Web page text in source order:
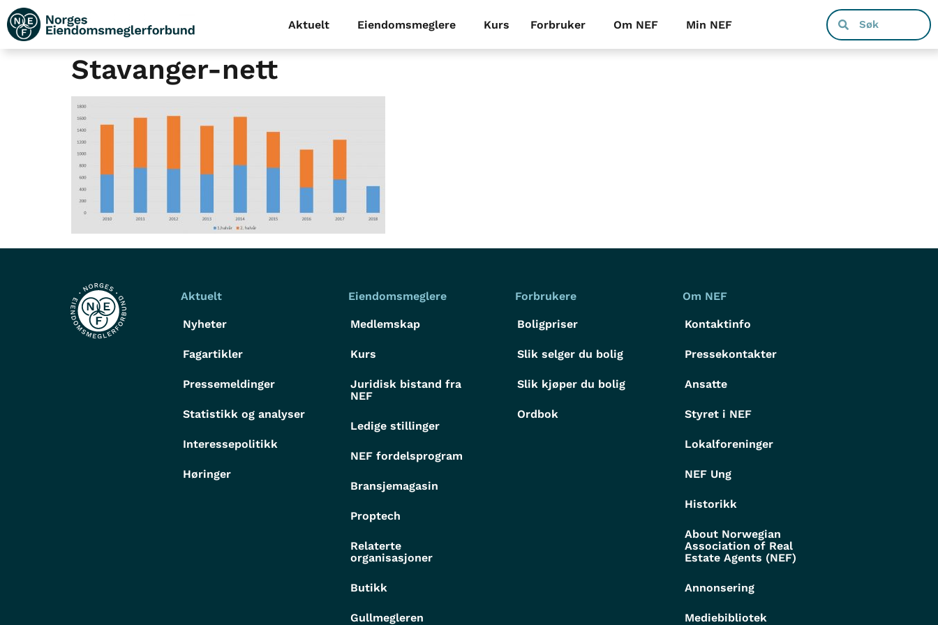
Aktuelt Eiendomsmeglere Kurs Forbruker Om NEF Min NEF
Stavanger-nett
Aktuelt
Nyheter
Fagartikler
Pressemeldinger
Statistikk og analyser
Interessepolitikk
Høringer
Eiendomsmeglere
Medlemskap
Kurs
Juridisk bistand fra
NEF
Ledige stillinger
NEF fordelsprogram
Bransjemagasin
Proptech
Relaterte
organisasjoner
Butikk
Gullmegleren
Forbrukere
Boligpriser
Slik selger du bolig
Slik kjøper du bolig
Ordbok
Om NEF
Kontaktinfo
Pressekontakter
Ansatte
Styret i NEF
Lokalforeninger
NEF Ung
Historikk
About Norwegian
Association of Real
Estate Agents (NEF)
Annonsering
Mediebibliotek